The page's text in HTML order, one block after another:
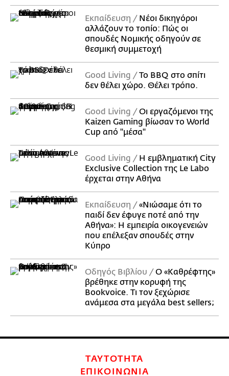
Εκπαίδευση
Νέοι δικηγόροι
αλλάζουν το τοπίο: Πώς οι
σπουδές Νομικής οδηγούν σε
θεσμική συμμετοχή
Good Living
Το BBQ στο σπίτι
δεν θέλει χώρο. Θέλει τρόπο.
Good Living
Οι εργαζόμενοι της
Kaizen Gaming βίωσαν το World
Cup από "μέσα"
Good Living
Η εμβληματική City
Exclusive Collection της Le Labo
έρχεται στην Αθήνα
Εκπαίδευση
«Νιώσαμε ότι το
παιδί δεν έφυγε ποτέ από την
Αθήνα»: Η εμπειρία οικογενειών
που επέλεξαν σπουδές στην
Κύπρο
Οδηγός Βιβλίου
Ο «Καθρέφτης»
βρέθηκε στην κορυφή της
Bookvoice. Τι τον ξεχώρισε
ανάμεσα στα μεγάλα best sellers;
ΤΑΥΤΟΤΗΤΑ
ΕΠΙΚΟΙΝΩΝΙΑ